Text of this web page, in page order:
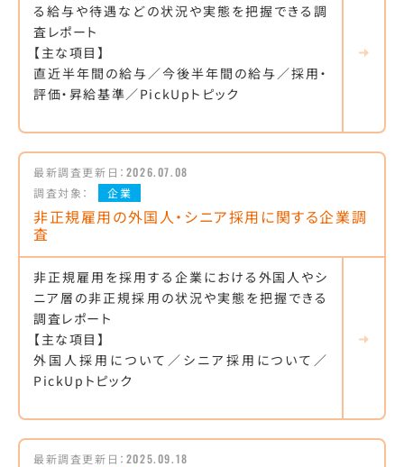
る給与や待遇などの状況や実態を把握できる調
査レポート
【主な項目】
直近半年間の給与／今後半年間の給与／採用・
評価・昇給基準／PickUpトピック
最新調査更新日： 2026.07.08
調査対象：
企業
非正規雇用の外国人・シニア採用に関する企業調
査
非正規雇用を採用する企業における外国人やシ
ニア層の非正規採用の状況や実態を把握できる
調査レポート
【主な項目】
外国人採用について／シニア採用について／
PickUpトピック
最新調査更新日： 2025.09.18